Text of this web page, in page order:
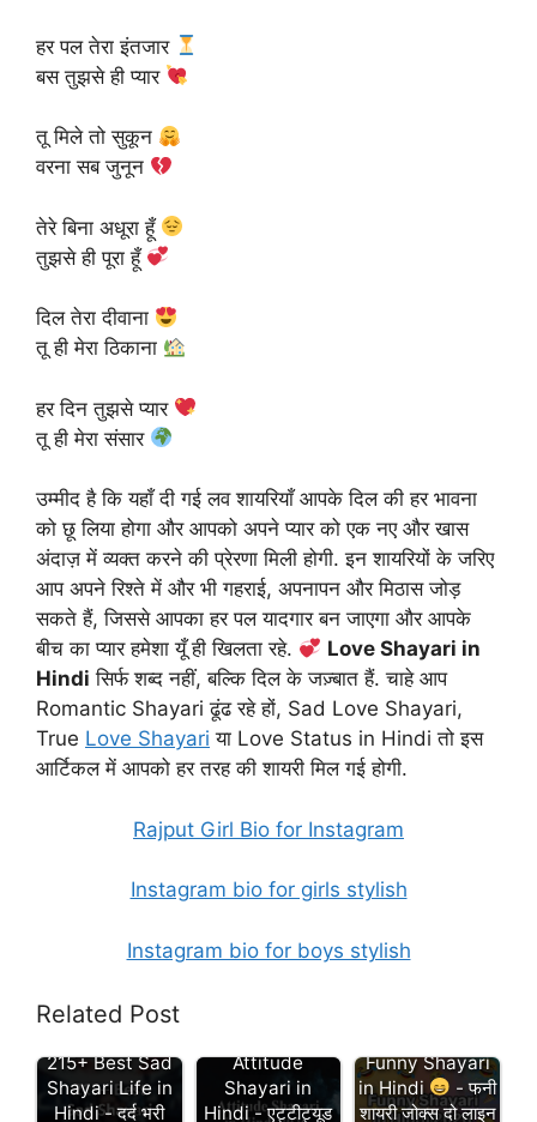
हर पल तेरा इंतजार
बस तुझसे ही प्यार
तू मिले तो सुकून
वरना सब जुनून
तेरे बिना अधूरा हूँ
तुझसे ही पूरा हूँ
दिल तेरा दीवाना
तू ही मेरा ठिकाना
हर दिन तुझसे प्यार
तू ही मेरा संसार
उम्मीद है कि यहाँ दी गई लव शायरियाँ आपके दिल की हर भावना
को छू लिया होगा और आपको अपने प्यार को एक नए और खास
अंदाज़ में व्यक्त करने की प्रेरणा मिली होगी. इन शायरियों के जरिए
आप अपने रिश्ते में और भी गहराई, अपनापन और मिठास जोड़
सकते हैं, जिससे आपका हर पल यादगार बन जाएगा और आपके
बीच का प्यार हमेशा यूँ ही खिलता रहे.
Love Shayari in
Hindi सिर्फ शब्द नहीं, बल्कि दिल के जज़्बात हैं. चाहे आप
Romantic Shayari ढूंढ रहे हों, Sad Love Shayari,
True Love Shayari या Love Status in Hindi तो इस
आर्टिकल में आपको हर तरह की शायरी मिल गई होगी.
Rajput Girl Bio for Instagram
Instagram bio for girls stylish
Instagram bio for boys stylish
Related Post
215+ Best Sad
Shayari Life in
Hindi - दर्द भरी
Attitude
Shayari in
Hindi - एट्टीट्यूड
Funny Shayari
in Hindi
- फनी
शायरी जोक्स दो लाइन